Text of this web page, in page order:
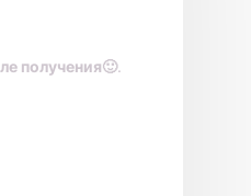
получения🙂.